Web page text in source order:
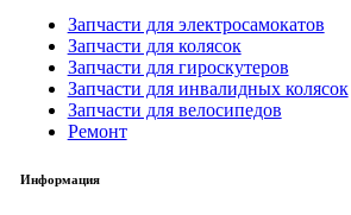
Запчасти для электросамокатов
Запчасти для колясок
Запчасти для гироскутеров
Запчасти для инвалидных колясок
Запчасти для велосипедов
Ремонт
Информация